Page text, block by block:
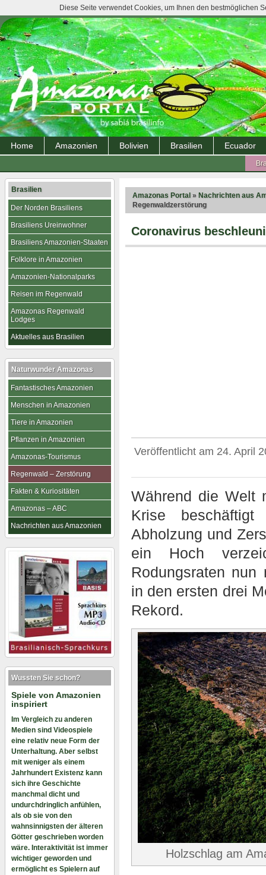
Home Amazonien Bolivien Brasilien Ecuador
Amazonas Portal » Nachrichten aus
Regenwaldzerstörung
Coronavirus
Veröffentlicht am 24. April
Während die Welt
Krise
Abholzung und
ein Hoch
Rodungsraten nun
in den ersten drei
Rekord.
Holzschlag am
Brasilien
Der Norden Brasiliens
Brasiliens Ureinwohner
Brasiliens Amazonien-Staaten
Folklore in Amazonien
Amazonien-Nationalparks
Reisen im Regenwald
Amazonas Regenwald
Lodges
Aktuelles aus Brasilien
Naturwunder Amazonas
Fantastisches Amazonien
Menschen in Amazonien
Tiere in Amazonien
Pflanzen in Amazonien
Amazonas-Tourismus
Regenwald – Zerstörung
Fakten & Kuriositäten
Amazonas – ABC
Nachrichten aus Amazonien
Wussten Sie schon?
Spiele von Amazonien
inspiriert
Im Vergleich zu anderen
Medien sind Videospiele
eine relativ neue Form der
Unterhaltung. Aber selbst
mit weniger als einem
Jahrhundert Existenz kann
sich ihre Geschichte
manchmal dicht und
undurchdringlich anfühlen,
als ob sie von den
wahnsinnigsten der älteren
Götter geschrieben worden
wäre. Interaktivität ist immer
wichtiger geworden und
ermöglicht es Spielern auf
Diese Seite verwendet Cookies, um Ihnen den bestmöglichen